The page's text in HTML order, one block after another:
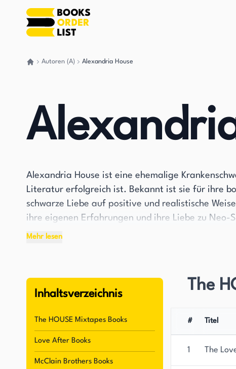
Autoren (A) Alexandria House
Alexandria House ist eine ehemalige
Literatur erfolgreich ist. Bekannt ist sie für ihre
schwarze Liebe auf positive und realistische
ihre eigenen Erfahrungen und ihre Liebe zu Neo-
Anzügen und gutem Bananenpudding beeinflusst.
Region. Diese Liebe spiegelt sich in ihren
enthalten, die ihrer Herkunft treu sind. House ist
Neben ihrer Liebe zur Mode ist House auch eine
sie schreibt. Ihr Schreibstil ist anschaulich und
schaffen, die sowohl zugänglich als auch
Mehr lesen
Inhaltsverzeichnis
The HOUSE Mixtapes Books
Love After Books
McClain Brothers Books
The
# Titel
1 The